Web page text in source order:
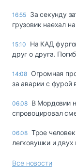
16:55 За секунду
грузовик наехал
15:10
На КАД
друг о друга.
14:08 Огромная
за аварии с фурой
06.08 В Мордовии
спровоцировал
06.08 Трое
легковушки и двух
Все новости